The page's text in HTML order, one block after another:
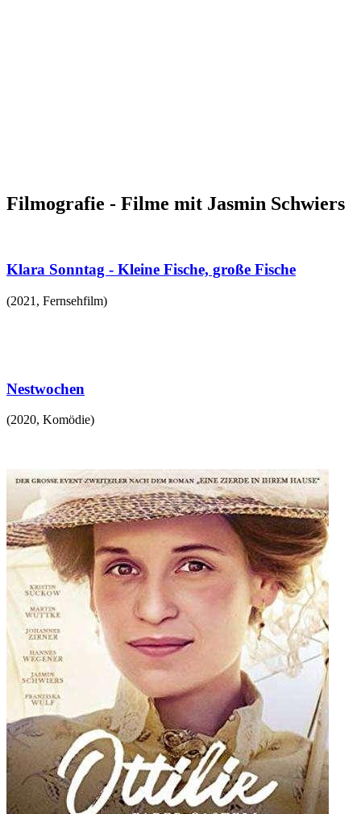
Filmografie - Filme mit Jasmin Schwiers
Klara Sonntag - Kleine Fische, große Fische
(2021 , Fernsehfilm)
Nestwochen
(2020, Komödie)